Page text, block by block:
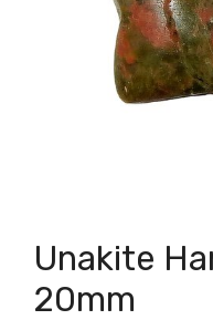
Unakite
20mm